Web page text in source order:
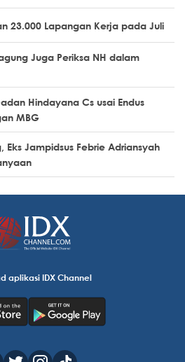
23.000 Lapangan Kerja pada Juli
Juga Periksa NH dalam
Hindayana Cs usai Endus
MBG
Eks Jampidsus Febrie Adriansyah
aplikasi IDX Channel